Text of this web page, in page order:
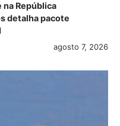
na República
detalha pacote
agosto 7, 2026